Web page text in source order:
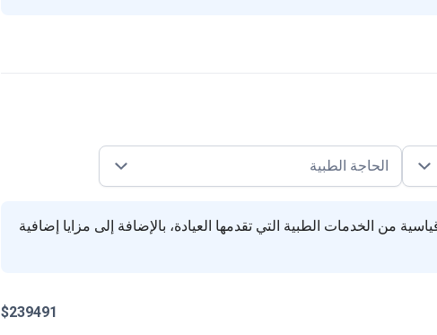
الحاجة الطبية
من الخدمات الطبية التي تقدمها العيادة، بالإضافة إلى مزايا إضافية
$239491